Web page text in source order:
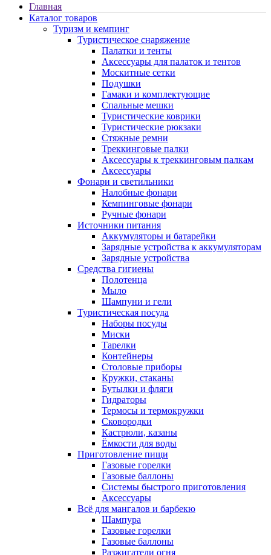
Главная
Каталог товаров
Туризм и кемпинг
Туристическое снаряжение
Палатки и тенты
Аксессуары для палаток и тентов
Москитные сетки
Подушки
Гамаки и комплектующие
Спальные мешки
Туристические коврики
Туристические рюкзаки
Стяжные ремни
Треккинговые палки
Аксессуары к треккинговым палкам
Аксессуары
Фонари и светильники
Налобные фонари
Кемпинговые фонари
Ручные фонари
Источники питания
Аккумуляторы и батарейки
Зарядные устройства к аккумуляторам
Зарядные устройства
Средства гигиены
Полотенца
Мыло
Шампуни и гели
Туристическая посуда
Наборы посуды
Миски
Тарелки
Контейнеры
Столовые приборы
Кружки, стаканы
Бутылки и фляги
Гидраторы
Термосы и термокружки
Сковородки
Кастрюли, казаны
Ёмкости для воды
Приготовление пищи
Газовые горелки
Газовые баллоны
Системы быстрого приготовления
Аксессуары
Всё для мангалов и барбекю
Шампура
Газовые горелки
Газовые баллоны
Разжигатели огня